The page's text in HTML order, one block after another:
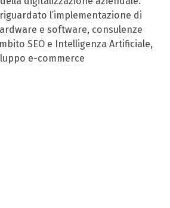
l’implementazione di
e software, consulenze
SEO e Intelligenza Artificiale,
e-commerce